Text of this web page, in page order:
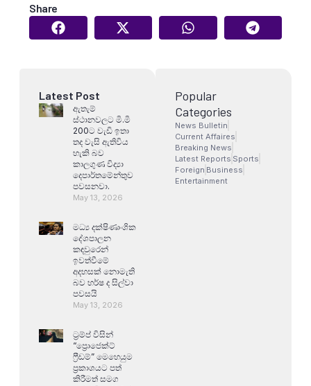
Share
Latest Post
ඇතැම්
ස්ථානවලට මි.මි
200ට වැඩි ඉතා
තද වැසි ඇතිවිය
හැකි බව
කාලගුණ විද්‍යා
දෙපාර්තමේන්තුව
පවසනවා.
May 13, 2026
මධ්‍ය දක්ෂිණාංශික
දේශපාලන
කඳවුරෙන්
ඉවත්වීමේ
අදහසක් නොමැති
බව හර්ෂ ද සිල්වා
පවසයි
May 13, 2026
ට්‍රම්ප් විසින්
“ප්‍රොජෙක්ට්
ෆ්‍රීඩම්” මෙහෙයුම
ප්‍රකාශයට පත්
කිරීමත් සමග
Popular
Categories
News Bulletin
Current Affaires
Breaking News
Latest Reports Sports
Foreign Business
Entertainment